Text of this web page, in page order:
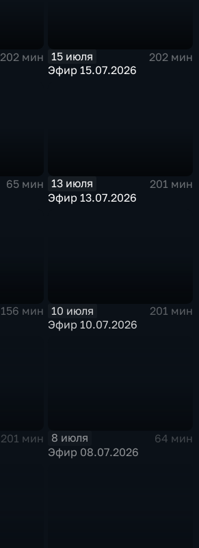
202 мин
15 июля
202 мин
Эфир 15.07.2026
65 мин
13 июля
201 мин
Эфир 13.07.2026
156 мин
10 июля
201 мин
Эфир 10.07.2026
201 мин
8 июля
64 мин
Эфир 08.07.2026